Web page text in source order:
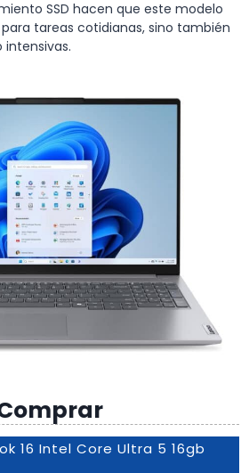
SSD hacen que este modelo
tareas cotidianas, sino también
16 Intel Core Ultra 5 16gb